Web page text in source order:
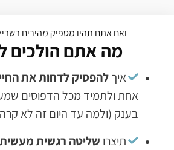
אתם תהיו מספיק מהירים בשביל לשריין מקום
מה אתם הולכים ללמוד?
להפסיק לדחות את החיים שלכם
ולתמיד מכל הדפוסים שמעכבים
(ולמה עד היום זה לא קרה)
שליטה רגשית מעשיתשתאפשר